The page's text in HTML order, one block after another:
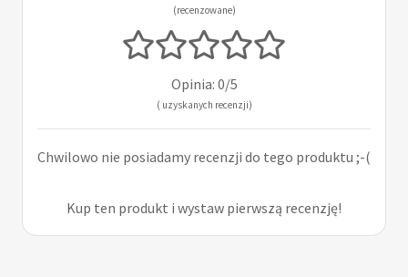
(recenzowane)
Opinia: 0/5
( uzyskanych recenzji)
Chwilowo nie posiadamy recenzji do tego produktu ;-(
Kup ten produkt i wystaw pierwszą recenzję!